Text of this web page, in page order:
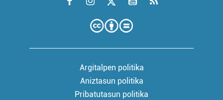
Argitalpen politika
Aniztasun politika
Pribatutasun politika